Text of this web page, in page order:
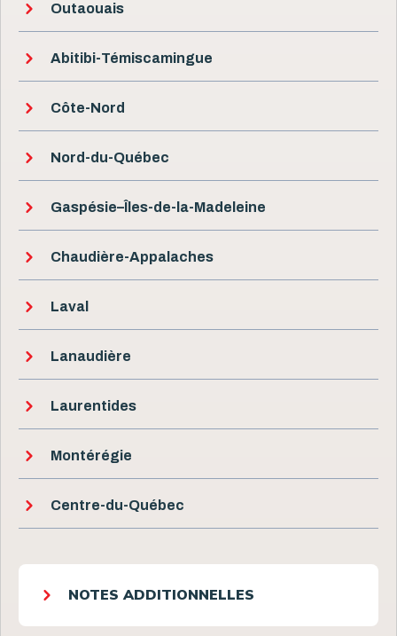
Outaouais
Abitibi-Témiscamingue
Côte-Nord
Nord-du-Québec
Gaspésie–Îles-de-la-Madeleine
Chaudière-Appalaches
Laval
Lanaudière
Laurentides
Montérégie
Centre-du-Québec
NOTES ADDITIONNELLES